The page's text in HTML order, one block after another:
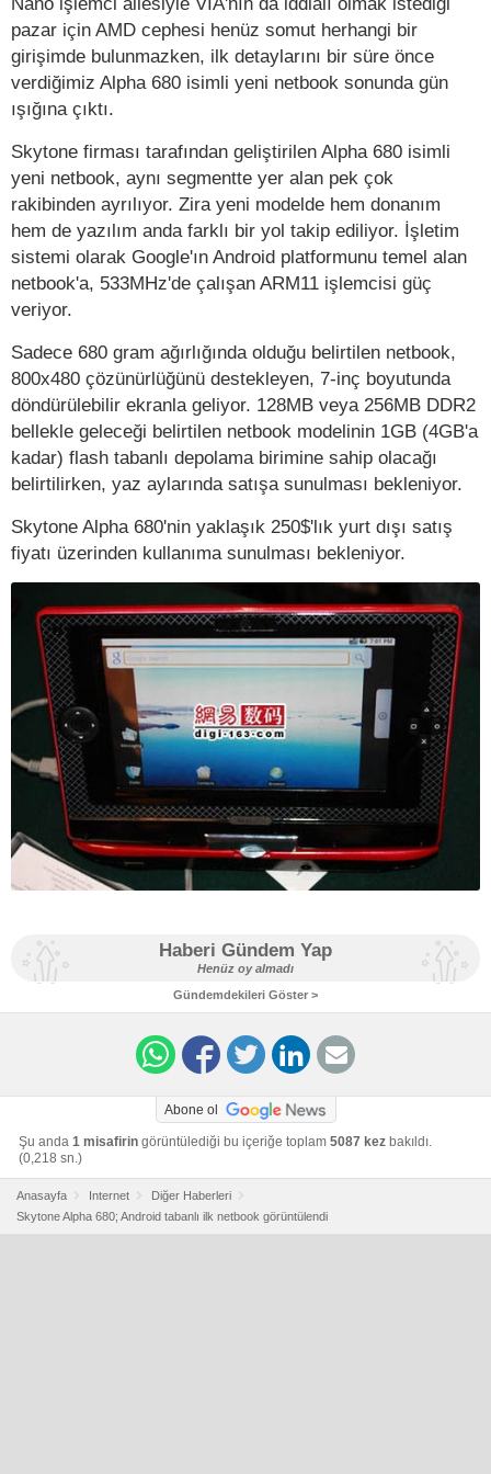
pazar için AMD cephesi henüz somut herhangi bir
girişimde bulunmazken, ilk detaylarını bir süre önce
verdiğimiz Alpha 680 isimli yeni netbook sonunda gün
ışığına çıktı.
Skytone firması tarafından geliştirilen Alpha 680 isimli
yeni netbook, aynı segmentte yer alan pek çok
rakibinden ayrılıyor. Zira yeni modelde hem donanım
hem de yazılım anda farklı bir yol takip ediliyor. İşletim
sistemi olarak Google'ın Android platformunu temel alan
netbook'a, 533MHz'de çalışan ARM11 işlemcisi güç
veriyor.
Sadece 680 gram ağırlığında olduğu belirtilen netbook,
800x480 çözünürlüğünü destekleyen, 7-inç boyutunda
döndürülebilir ekranla geliyor. 128MB veya 256MB DDR2
bellekle geleceği belirtilen netbook modelinin 1GB (4GB'a
kadar) flash tabanlı depolama birimine sahip olacağı
belirtilirken, yaz aylarında satışa sunulması bekleniyor.
Skytone Alpha 680'nin yaklaşık 250$'lık yurt dışı satış
fiyatı üzerinden kullanıma sunulması bekleniyor.
Haberi Gündem Yap
Henüz oy almadı
Gündemdekileri Göster >
Abone ol
Şu anda 1 misafirin görüntülediği bu içeriğe toplam 5087 kez bakıldı.
(0,218 sn.)
Anasayfa Internet
Diğer Haberleri
Skytone Alpha 680; Android tabanlı ilk netbook görüntülendi